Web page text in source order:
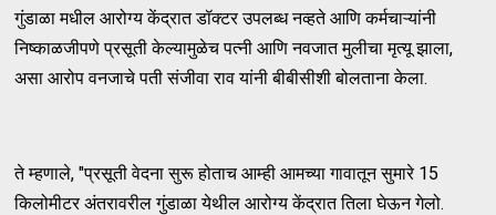
गुंडाळा मधील आरोग्य केंद्रात डॉक्टर उपलब्ध नव्हते आणि कर्मचाऱ्यांनी
निष्काळजीपणे प्रसूती केल्यामुळेच पत्नी आणि नवजात मुलीचा मृत्यू झाला,
असा आरोप वनजाचे पती संजीवा राव यांनी बीबीसीशी बोलताना केला.
ते म्हणाले, "प्रसूती वेदना सुरू होताच आम्ही आमच्या गावातून सुमारे 15
किलोमीटर अंतरावरील गुंडाळा येथील आरोग्य केंद्रात तिला घेऊन गेलो.